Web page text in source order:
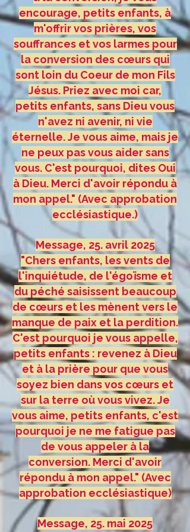
encourage, petits enfants, à
m'offrir vos prières, vos
souffrances et vos larmes pour
la conversion des cœurs qui
sont loin du Coeur de mon Fils
Jésus. Priez avec moi car,
petits enfants, sans Dieu vous
n'avez ni avenir, ni vie
éternelle. Je vous aime, mais je
ne peux pas vous aider sans
vous. C'est pourquoi, dites Oui
à Dieu. Merci d'avoir répondu à
mon appel." (Avec approbation
ecclésiastique.)
Message, 25. avril 2025
"Chers enfants, les vents de
l'inquiétude, de l'égoïsme et
du péché saisissent beaucoup
de cœurs et les mènent vers le
manque de paix et la perdition.
C'est pourquoi je vous appelle,
petits enfants : revenez à Dieu
et à la prière pour que vous
soyez bien dans vos cœurs et
sur la terre où vous vivez. Je
vous aime, petits enfants, c'est
pourquoi je ne me fatigue pas
de vous appeler à la
conversion. Merci d'avoir
répondu à mon appel." (Avec
approbation ecclésiastique)
Message, 25. mai 2025